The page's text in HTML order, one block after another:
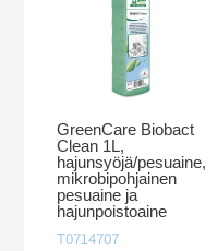
GreenCare Biobact
Clean 1L,
hajunsyöjä/pesuaine,
mikrobipohjainen
pesuaine ja
hajunpoistoaine
T0714707